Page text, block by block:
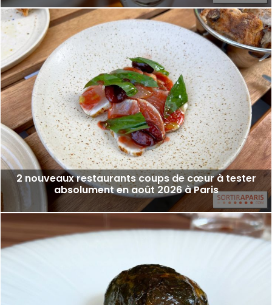
2 nouveaux restaurants coups de cœur à tester
absolument en août 2026 à Paris